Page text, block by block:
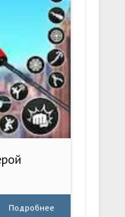
Подробнее